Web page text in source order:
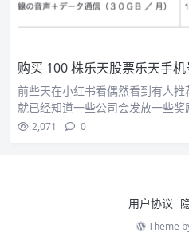
购买 100 株乐天股票乐天手
前些天在小红书看偶然看到有人
就已经知道一些公司会发放一些
2,071 0
用户协议
Theme